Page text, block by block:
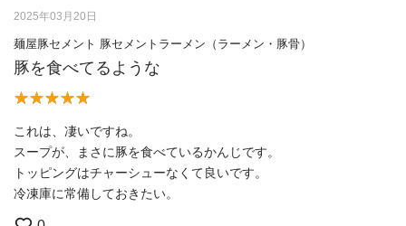
2025年03月20日
麺屋豚セメント 豚セメントラーメン（ラーメン・豚骨）
豚を食べてるような
これは、凄いですね。
スープが、まさに豚を食べているかんじです。
トッピングはチャーシューなくて良いです。
冷凍庫に常備しておきたい。